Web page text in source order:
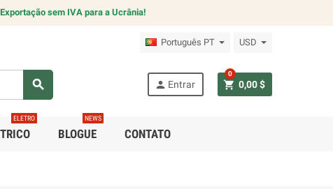
Exportação sem IVA para a Ucrânia!
Português PT USD
search person Entrar shopping_cart 0,00 $
0
ELETRO
BLOGUE
NEWS
CONTATO